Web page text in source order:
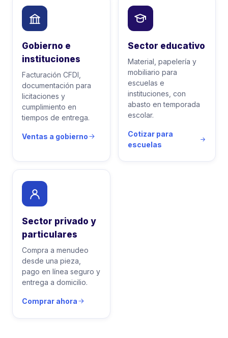
Gobierno e
instituciones
Facturación CFDI,
documentación para
licitaciones y
cumplimiento en
tiempos de entrega.
Ventas a gobierno
Sector educativo
Material, papelería y
mobiliario para
escuelas e
instituciones, con
abasto en temporada
escolar.
Cotizar para
escuelas
Sector privado y
particulares
Compra a menudeo
desde una pieza,
pago en línea seguro y
entrega a domicilio.
Comprar ahora